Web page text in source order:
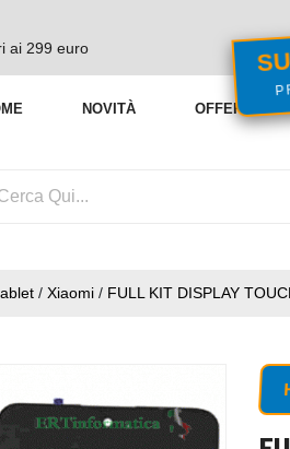
ai 299 euro
NOVITÀ OFFERTE
/ Xiaomi / FULL KIT DISPLAY